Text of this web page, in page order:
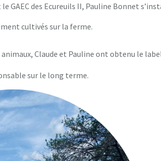
des Ecureuils II, Pauline Bonnet
cultivés sur la ferme.
Claude et Pauline ont obtenu le
sur le long terme.